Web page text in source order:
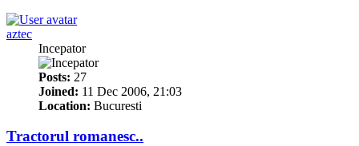
aztec
Incepator
Posts: 27
Joined: 11 Dec 2006, 21:03
Location: Bucuresti
Tractorul romanesc..